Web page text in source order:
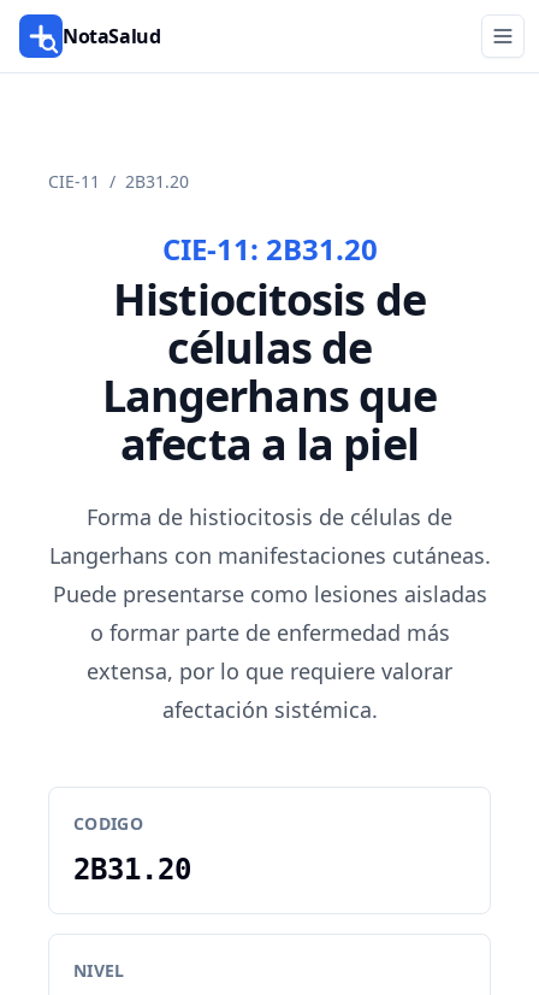
NotaSalud
CIE-11 / 2B31.20
CIE-11: 2B31.20
Histiocitosis de
células de
Langerhans que
afecta a la piel
Forma de histiocitosis de células de
Langerhans con manifestaciones cutáneas.
Puede presentarse como lesiones aisladas
o formar parte de enfermedad más
extensa, por lo que requiere valorar
afectación sistémica.
CODIGO
2B31.20
NIVEL